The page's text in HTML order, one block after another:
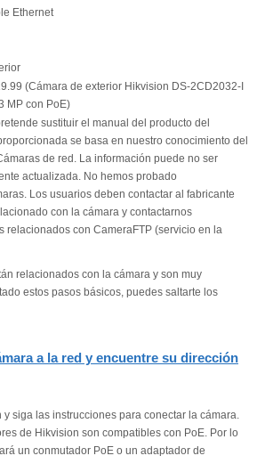
Ethernet
(Cámara de exterior Hikvision DS-2CD2032-I
MP con PoE)
sustituir el manual del producto del
se basa en nuestro conocimiento del
de red. La información puede no ser
actualizada. No hemos probado
Los usuarios deben contactar al fabricante
con la cámara y contactarnos
relacionados con CameraFTP (servicio en la
relacionados con la cámara y son muy
estos pasos básicos, puedes saltarte los
a la red y encuentre su dirección
y siga las instrucciones para conectar la cámara.
de Hikvision son compatibles con PoE. Por lo
un conmutador PoE o un adaptador de